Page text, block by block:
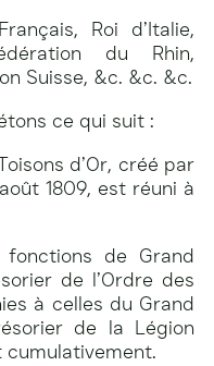
Roi d’Italie,
du Rhin,
Suisse, &c. &c. &c.
ce qui suit :
d’Or, créé par
1809, est réuni à
de Grand
de l’Ordre des
à celles du Grand
de la Légion
cumulativement.